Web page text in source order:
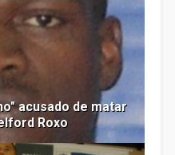
acusado de matar
Roxo